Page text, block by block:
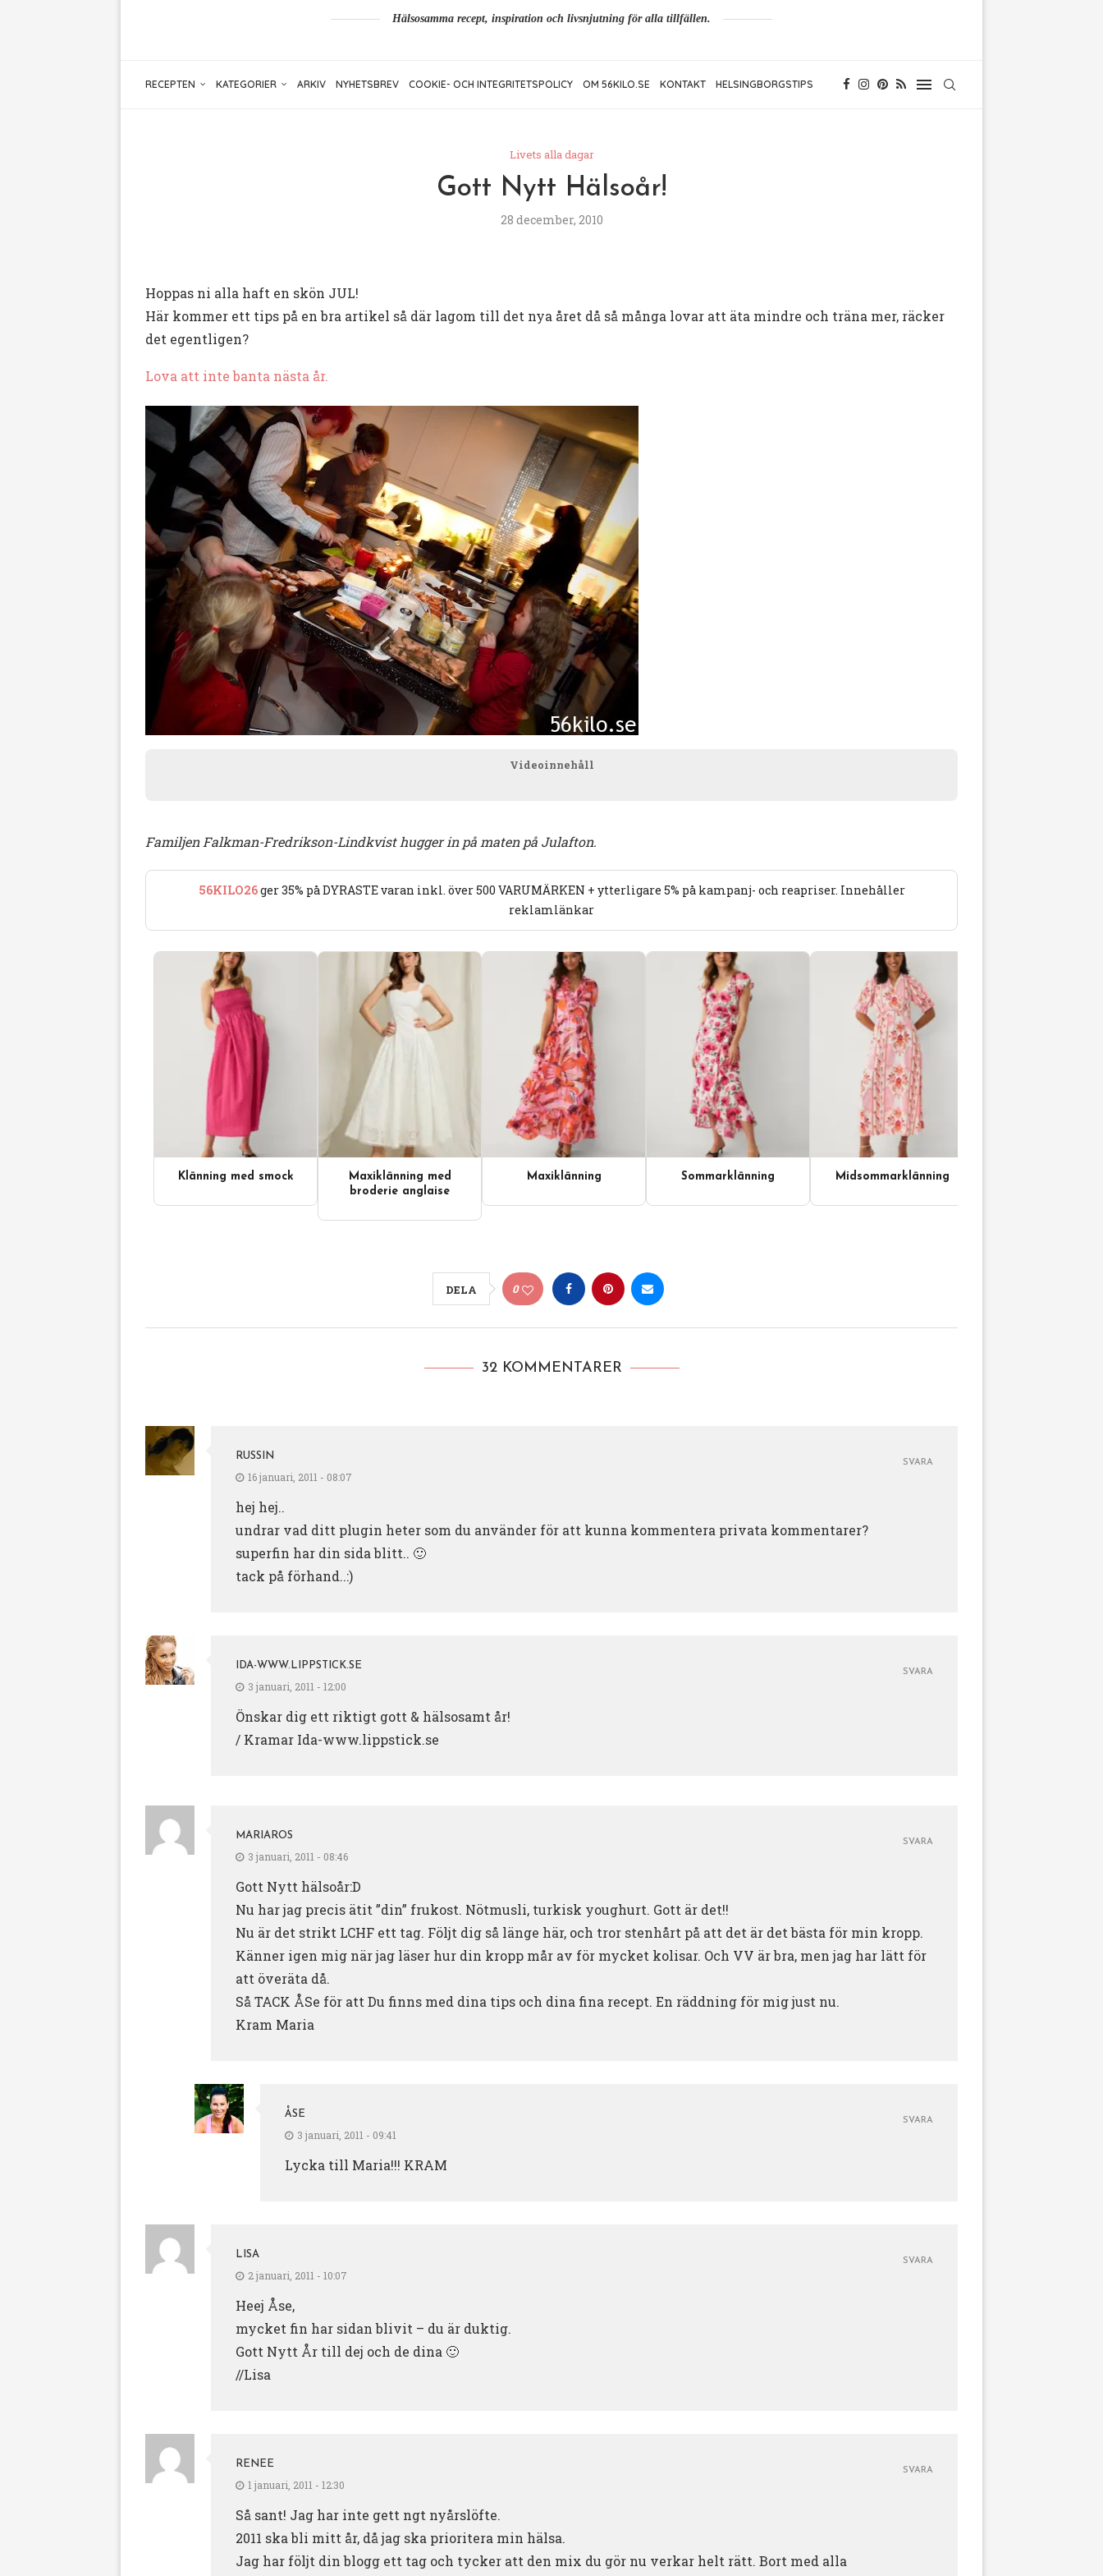
Hälsosamma recept, inspiration och livsnjutning för alla tillfällen.
RECEPTEN KATEGORIER ARKIV NYHETSBREV COOKIE- OCH INTEGRITETSPOLICY OM 56KILO.SE KONTAKT HELSINGBORGSTIPS
Livets alla dagar
Gott Nytt Hälsoår!
28 december, 2010
Hoppas ni alla haft en skön JUL!
Här kommer ett tips på en bra artikel så där lagom till det nya året då så många lovar att äta mindre och träna mer, räcker
det egentligen?
Lova att inte banta nästa år.
Videoinnehåll
Familjen Falkman-Fredrikson-Lindkvist hugger in på maten på Julafton.
56KILO26ger 35% på DYRASTE varan inkl. över 500 VARUMÄRKEN + ytterligare 5% på kampanj- och reapriser. Innehåller
reklamlänkar
Klänning med smock
Maxiklänning med
broderie anglaise
Maxiklänning Sommarklänning Midsommarklänning
DELA 0
32 KOMMENTARER
RUSSIN
16 januari, 2011 - 08:07
hej hej..
undrar vad ditt plugin heter som du använder för att kunna kommentera privata kommentarer?
superfin har din sida blitt.. 🙂
tack på förhand..:)
SVARA
IDA-WWW.LIPPSTICK.SE
3 januari, 2011 - 12:00
Önskar dig ett riktigt gott & hälsosamt år!
/ Kramar Ida-www.lippstick.se
SVARA
MARIAROS
3 januari, 2011 - 08:46
Gott Nytt hälsoår:D
Nu har jag precis ätit ”din” frukost. Nötmusli, turkisk youghurt. Gott är det!!
Nu är det strikt LCHF ett tag. Följt dig så länge här, och tror stenhårt på att det är det bästa för min kropp.
Känner igen mig när jag läser hur din kropp mår av för mycket kolisar. Och VV är bra, men jag har lätt för
att överäta då.
Så TACK ÅSe för att Du finns med dina tips och dina fina recept. En räddning för mig just nu.
Kram Maria
SVARA
ÅSE
3 januari, 2011 - 09:41
Lycka till Maria!!! KRAM
SVARA
LISA
2 januari, 2011 - 10:07
Heej Åse,
mycket fin har sidan blivit – du är duktig.
Gott Nytt År till dej och de dina 🙂
//Lisa
SVARA
RENEE
1 januari, 2011 - 12:30
Så sant! Jag har inte gett ngt nyårslöfte.
2011 ska bli mitt år, då jag ska prioritera min hälsa.
Jag har följt din blogg ett tag och tycker att den mix du gör nu verkar helt rätt. Bort med alla
SVARA